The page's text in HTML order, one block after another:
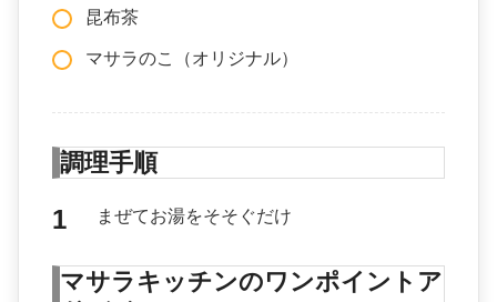
昆布茶
マサラのこ（オリジナル）
調理手順
まぜてお湯をそそぐだけ
マサラキッチンのワンポイントア